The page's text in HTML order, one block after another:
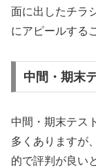
面に出したチラ
にアピールする
中間・期末
中間・期末テス
多くありますが
的で評判が良い